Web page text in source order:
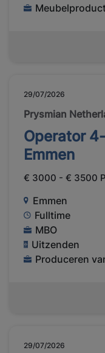
29/07/2026
Prysmian
Operator
Emmen
€ 3000 - € 3500
Emmen
Fulltime
MBO
Uitzenden
Produceren
29/07/2026